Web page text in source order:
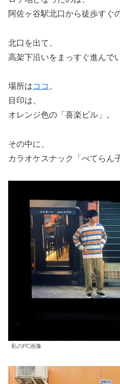
阿佐ヶ谷駅北口から徒歩すぐ
北口を出て、
高架下沿いをまっすぐ進んで
場所はココ 。
目印は、
オレンジ色の「喜楽ビル」。
その中に、
カラオケスナック「べてらん
私のPC画像